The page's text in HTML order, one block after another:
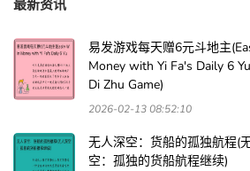
最新资讯
易发游戏每天赠6元斗地主
Money with Yi Fa's Daily 6
Di Zhu Game)
2026-02-13 08:52:10
无人深空：货船的孤独航程(
空：孤独的货船航程继续)